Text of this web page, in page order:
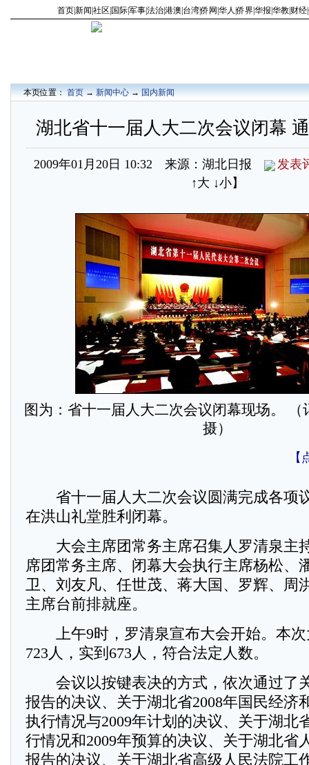
首页新闻 社区 国际军事法治港澳 台湾|侨网 华人 |侨界华报 华教 财经
本页位置：首页→新闻中心→国内新闻
湖北省十一届人大二次会议闭幕
2009年01月20日 10:32 来源：湖北日报
发表
↑大 ↓小】
图为：省十一届人大二次会议闭幕现场。 （
摄）
省十一届人大二次会议圆满完成各项
在洪山礼堂胜利闭幕。
大会主席团常务主席召集人罗清泉主
席团常务主席、闭幕大会执行主席杨松、
卫、刘友凡、任世茂、蒋大国、罗辉、周
主席台前排就座。
上午9时，罗清泉宣布大会开始。本次
723人，实到673人，符合法定人数。
会议以按键表决的方式，依次通过了
报告的决议、关于湖北省2008年国民经济
执行情况与2009年计划的决议、关于湖北
行情况和2009年预算的决议、关于湖北省
报告的决议、关于湖北省高级人民法院工